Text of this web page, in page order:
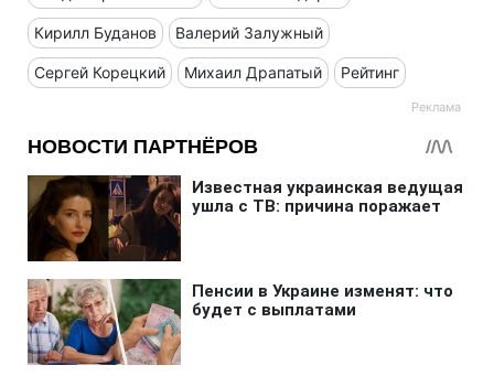
Кирилл Буданов Валерий Залужный
Сергей Корецкий Михаил Драпатый Рейтинг